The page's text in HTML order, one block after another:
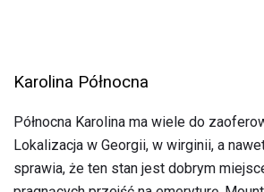
Karolina Północna
Północna Karolina ma wiele do
Lokalizacja w Georgii, w wirginii, a
sprawia, że ​​ten stan jest dobrym